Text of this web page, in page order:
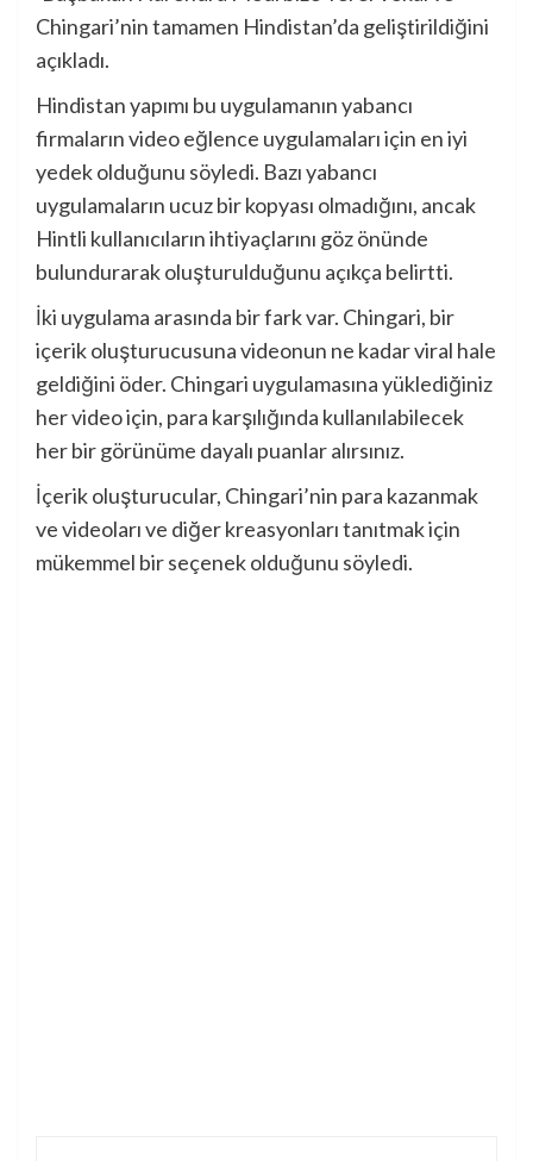
Chingari’nin tamamen Hindistan’da geliştirildiğini
açıkladı.
Hindistan yapımı bu uygulamanın yabancı
firmaların video eğlence uygulamaları için en iyi
yedek olduğunu söyledi. Bazı yabancı
uygulamaların ucuz bir kopyası olmadığını, ancak
Hintli kullanıcıların ihtiyaçlarını göz önünde
bulundurarak oluşturulduğunu açıkça belirtti.
İki uygulama arasında bir fark var. Chingari, bir
içerik oluşturucusuna videonun ne kadar viral hale
geldiğini öder. Chingari uygulamasına yüklediğiniz
her video için, para karşılığında kullanılabilecek
her bir görünüme dayalı puanlar alırsınız.
İçerik oluşturucular, Chingari’nin para kazanmak
ve videoları ve diğer kreasyonları tanıtmak için
mükemmel bir seçenek olduğunu söyledi.